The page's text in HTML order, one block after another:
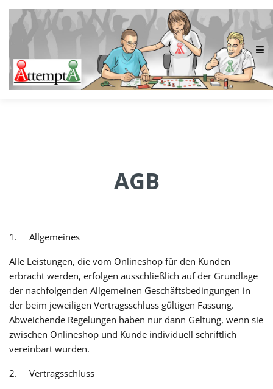
AGB
1. Allgemeines
Alle Leistungen, die vom Onlineshop für den Kunden
erbracht werden, erfolgen ausschließlich auf der Grundlage
der nachfolgenden Allgemeinen Geschäftsbedingungen in
der beim jeweiligen Vertragsschluss gültigen Fassung.
Abweichende Regelungen haben nur dann Geltung, wenn sie
zwischen Onlineshop und Kunde individuell schriftlich
vereinbart wurden.
2. Vertragsschluss